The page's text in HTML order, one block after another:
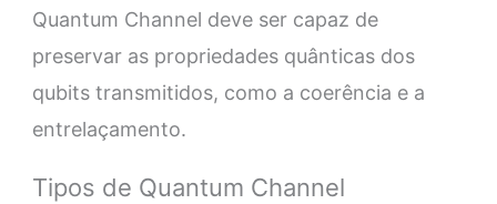
Quantum Channel deve ser capaz de
preservar as propriedades quânticas dos
qubits transmitidos, como a coerência e a
entrelaçamento.
Tipos de Quantum Channel